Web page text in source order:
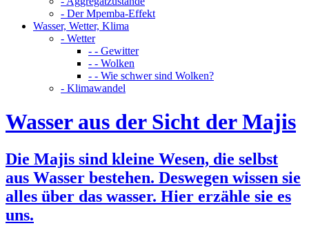
- Der Mpemba-Effekt
Wasser, Wetter, Klima
- Wetter
- - Gewitter
- - Wolken
- - Wie schwer sind Wolken?
- Klimawandel
Wasser aus der Sicht der Majis
Die Majis sind kleine Wesen, die selbst
aus Wasser bestehen. Deswegen wissen sie
alles über das wasser. Hier erzähle sie es
uns.